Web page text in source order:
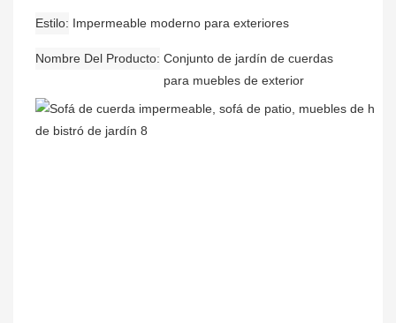
Estilo Impermeable moderno para exteriores
Nombre Del Producto Conjunto de jardín de cuerdas
para muebles de exterior